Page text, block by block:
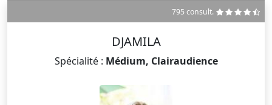
795 consult.
DJAMILA
Spécialité : Médium, Clairaudience